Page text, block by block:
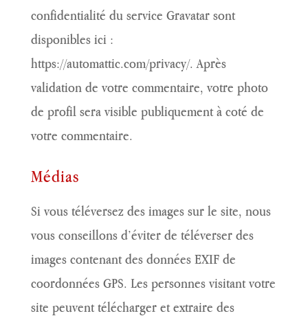
confidentialité du service Gravatar sont
disponibles ici :
https://automattic.com/privacy/. Après
validation de votre commentaire, votre photo
de profil sera visible publiquement à coté de
votre commentaire.
Médias
Si vous téléversez des images sur le site, nous
vous conseillons d’éviter de téléverser des
images contenant des données EXIF de
coordonnées GPS. Les personnes visitant votre
site peuvent télécharger et extraire des